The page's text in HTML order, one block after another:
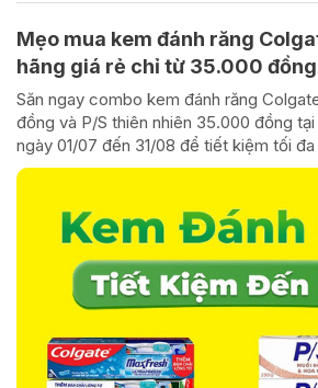
Mẹo mua kem đánh răng
hãng giá rẻ chỉ từ 35.000 đồng
Săn ngay combo kem đánh răng
đồng và P/S thiên nhiên 35.000 đồng
ngày 01/07 đến 31/08 để tiết kiệm tối